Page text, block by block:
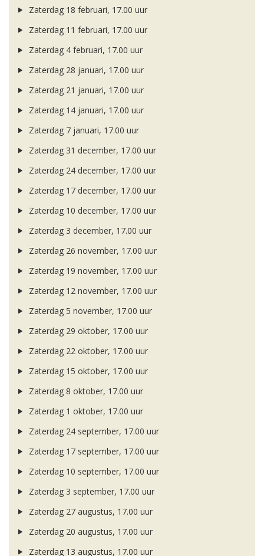
Zaterdag 18 februari, 17.00 uur
Zaterdag 11 februari, 17.00 uur
Zaterdag 4 februari, 17.00 uur
Zaterdag 28 januari, 17.00 uur
Zaterdag 21 januari, 17.00 uur
Zaterdag 14 januari, 17.00 uur
Zaterdag 7 januari, 17.00 uur
Zaterdag 31 december, 17.00 uur
Zaterdag 24 december, 17.00 uur
Zaterdag 17 december, 17.00 uur
Zaterdag 10 december, 17.00 uur
Zaterdag 3 december, 17.00 uur
Zaterdag 26 november, 17.00 uur
Zaterdag 19 november, 17.00 uur
Zaterdag 12 november, 17.00 uur
Zaterdag 5 november, 17.00 uur
Zaterdag 29 oktober, 17.00 uur
Zaterdag 22 oktober, 17.00 uur
Zaterdag 15 oktober, 17.00 uur
Zaterdag 8 oktober, 17.00 uur
Zaterdag 1 oktober, 17.00 uur
Zaterdag 24 september, 17.00 uur
Zaterdag 17 september, 17.00 uur
Zaterdag 10 september, 17.00 uur
Zaterdag 3 september, 17.00 uur
Zaterdag 27 augustus, 17.00 uur
Zaterdag 20 augustus, 17.00 uur
Zaterdag 13 augustus, 17.00 uur